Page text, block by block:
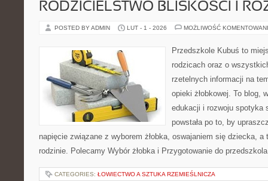
RODZICIELSTWO BLISKOŚCI I
POSTED BY ADMIN LUT - 1 - 2026 MOŻLIWOŚĆ
Przedszkole Kubuś to
rodzicach oraz o
rzetelnych informacji na
opieki żłobkowej. To blog,
edukacji i rozwoju spotyka
powstała po to, by
napięcie związane z wyborem żłobka, oswajaniem się dziecka,
rodzinie. Polecamy Wybór żłobka i Przygotowanie do
CATEGORIES: ŁOWIECTWO A SZTUKA RZEMIEŚLNICZA